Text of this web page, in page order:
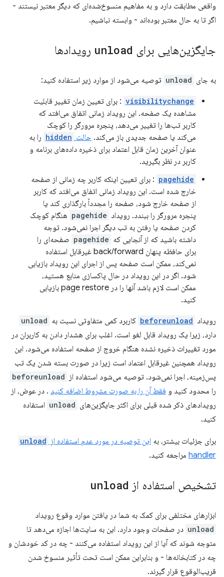
واقعی مطابقت دارد و به مفاهیم منسوخ‌شده‌ای که دیگر معتبر نیستند -
اگر تا به حال معتبر بوده‌اند - وابسته نباشیم.
جایگزین‌هایی برای unload رویدادها
به جای unload توصیه می‌شود از موارد زیر استفاده کنید:
visibilitychange : برای تعیین زمان تغییر قابلیت
مشاهده یک صفحه. این رویداد زمانی اتفاق می‌افتد که
کاربر تب‌ها را تغییر می‌دهد، پنجره مرورگر را کوچک
می‌کند یا صفحه جدیدی باز می‌کند. حالت hidden را به
عنوان آخرین زمان قابل اعتماد برای ذخیره داده‌های برنامه و
کاربر در نظر بگیرید.
pagehide : برای تعیین اینکه کاربر چه زمانی از صفحه
خارج شده است. این رویداد زمانی اتفاق می‌افتد که کاربر
از صفحه خارج شود، صفحه را مجدداً بارگذاری کند یا
پنجره مرورگر را ببندد. رویداد pagehide هنگام کوچک
کردن صفحه یا رفتن به تب دیگر اجرا نمی‌شود. توجه
داشته باشید که از آنجایی که pagehide صفحه‌ای را
برای حافظه پنهان back/forward غیرقابل استفاده
نمی‌کند، ممکن است صفحه پس از اجرای این رویداد بازیابی
شود. اگر در این رویداد در حال پاکسازی منابع هستید،
ممکن است لازم باشد آنها را در page restore بازیابی
کنید.
رویداد beforeunload کاربرد کمی متفاوتی نسبت به unload
دارد، زیرا یک رویداد قابل لغو است. اغلب برای هشدار دادن به کاربران در
مورد تغییرات ذخیره نشده هنگام خروج از صفحه استفاده می‌شود. این
رویداد همچنین غیرقابل اعتماد است زیرا در صورت بسته شدن یک تب
پس‌زمینه، اجرا نمی‌شود. توصیه می‌شود استفاده از beforeunload
را محدود کنید و فقط آن را به صورت مشروط اضافه کنید . در عوض، از
رویدادهای ذکر شده قبلی برای اکثر جایگزین‌های unload استفاده
کنید.
برای جزئیات بیشتر، به این توصیه در مورد عدم استفاده از unload
handler مراجعه کنید.
تشخیص استفاده از unload
ابزارهای مختلفی برای کمک به شما در یافتن موارد وقوع رویداد
unload در صفحات وجود دارد. این به سایت‌ها اجازه می‌دهد تا
متوجه شوند که آیا از این رویداد استفاده می‌کنند - چه در کد خودشان و
چه در کتابخانه‌ها - و بنابراین ممکن است تحت تأثیر منسوخ شدن
قریب‌الوقوع قرار گیرند.